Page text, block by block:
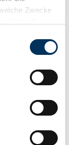
Zwecke
Lage
identifizieren
Daten